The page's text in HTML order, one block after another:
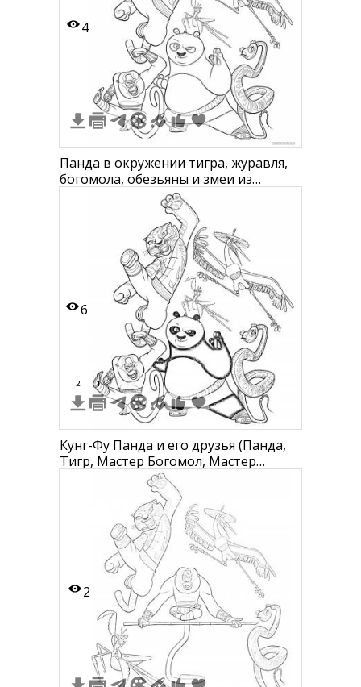
4
Панда в окружении тигра, журавля,
богомола, обезьяны и змеи из
мультфильма Панда Фу Панда
6
2 1
Кунг-Фу Панда и его друзья (Панда,
Тигр, Мастер Богомол, Мастер
Журавль, Мастер Гадюка, Мастер
2